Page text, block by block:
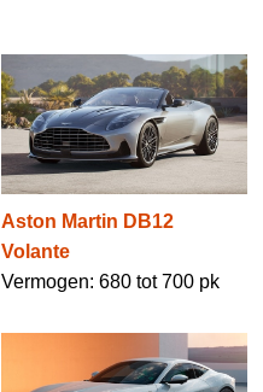
Aston Martin DB12
Volante
Vermogen: 680 tot 700 pk